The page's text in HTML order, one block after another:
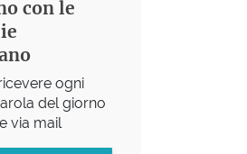
con le
ogni
del giorno
via mail